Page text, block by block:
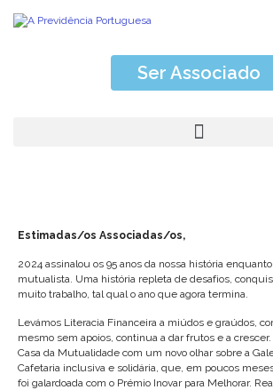
Ser Associado
Estimadas/os Associadas/os,
2024 assinalou os 95 anos da nossa história
mutualista. Uma história repleta de desafios,
muito trabalho, tal qual o ano que agora termina.
Levámos Literacia Financeira a miúdos e graúdos,
mesmo sem apoios, continua a dar frutos e a
Casa da Mutualidade com um novo olhar sobre a
Cafetaria inclusiva e solidária, que, em poucos
foi galardoada com o Prémio Inovar para Melhorar.